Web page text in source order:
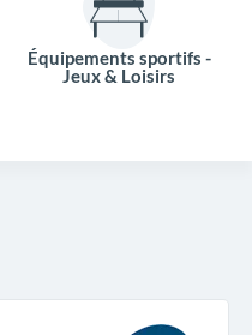
Équipements sportifs -
Jeux & Loisirs